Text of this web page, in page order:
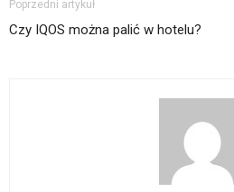
Poprzedni artykuł
Czy IQOS można palić w hotelu?